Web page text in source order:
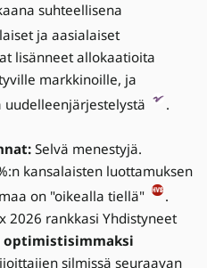
suhteellisena
ja aasialaiset
lisänneet allokaatioita
markkinoille, ja
uudelleenjärjestelystä
.
Selvä menestyjä.
kansalaisten luottamuksen
on "oikealla tiellä"
.
2026 rankkasi Yhdistyneet
optimistisimmaksi
silmissä seuraavan